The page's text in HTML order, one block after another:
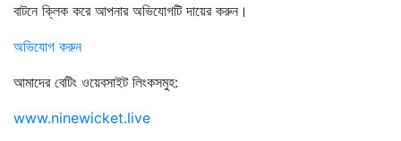
বাটনে ক্লিক করে আপনার অভিযোগটি দায়ের করুন।
অভিযোগ করুন
আমাদের বেটিং ওয়েবসাইট লিংকসমুহ:
www.ninewicket.live